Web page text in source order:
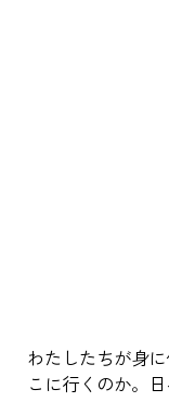
わたしたちが身
こに行くのか。